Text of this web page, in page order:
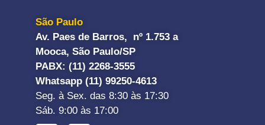
São Paulo
Av. Paes de Barros, nº 1.753 a
Mooca, São Paulo/SP
PABX: (11) 2268-3555
Whatsapp (11) 99250-4613
Seg. à Sex. das 8:30 às 17:30
Sáb. 9:00 às 17:00